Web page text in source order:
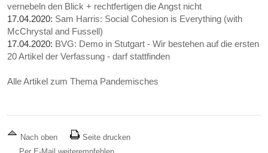
vernebeln den Blick + rechtfertigen die Angst nicht
17.04.2020: Sam Harris: Social Cohesion is Everything (with
McChrystal and Fussell)
17.04.2020: BVG: Demo in Stutgart - Wir bestehen auf die ersten
20 Artikel der Verfassung - darf stattfinden
Alle Artikel zum Thema Pandemisches
Nach oben
Seite drucken